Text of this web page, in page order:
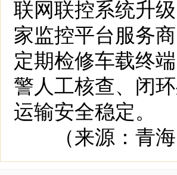
联网联控系统升
家监控平台服务
定期检修车载终
警人工核查、闭
运输安全稳定。
（来源：青海